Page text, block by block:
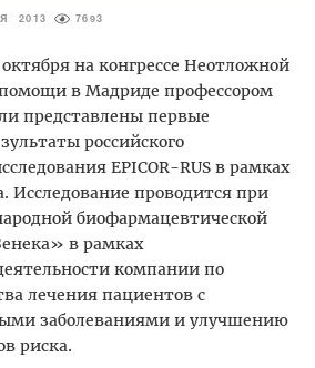
2013 7693
октября на конгрессе Неотложной
в Мадриде профессором
представлены первые
российского
EPICOR-RUS в рамках
Исследование проводится при
биофармацевтической
в рамках
компании по
лечения пациентов с
заболеваниями и улучшению
риска.